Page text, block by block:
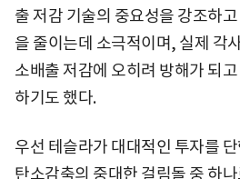
출 저감 기술의 중요성을 강조하
을 줄이는데 소극적이며, 실제 각
소배출 저감에 오히려 방해가 되
하기도 했다.
우선 테슬라가 대대적인 투자를
탄소감축의 중대한 걸림돌 중 하